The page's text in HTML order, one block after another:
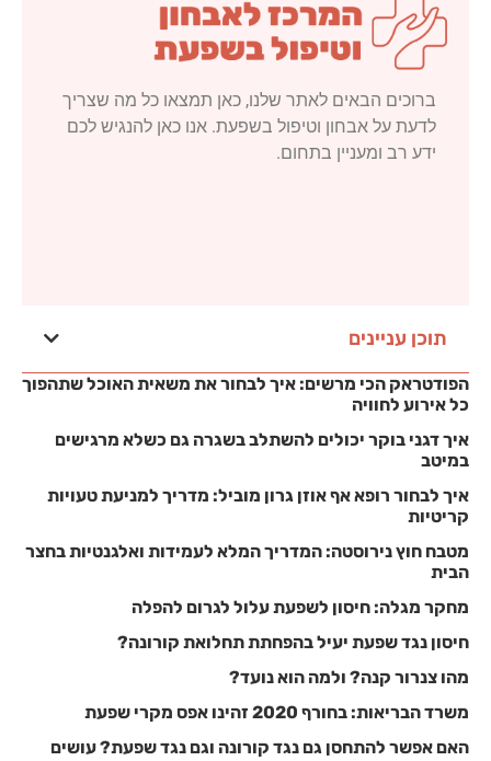
ברוכים הבאים לאתר שלנו, כאן תמצאו כל מה שצריך
לדעת על אבחון וטיפול בשפעת. אנו כאן להנגיש לכם
ידע רב ומעניין בתחום.
תוכן עניינים
הפודטראק הכי מרשים: איך לבחור את משאית האוכל שתהפוך
כל אירוע לחוויה
איך דגני בוקר יכולים להשתלב בשגרה גם כשלא מרגישים
במיטב
איך לבחור רופא אף אוזן גרון מוביל: מדריך למניעת טעויות
קריטיות
מטבח חוץ נירוסטה: המדריך המלא לעמידות ואלגנטיות בחצר
הבית
מחקר מגלה: חיסון לשפעת עלול לגרום להפלה
חיסון נגד שפעת יעיל בהפחתת תחלואת קורונה?
מהו צנרור קנה? ולמה הוא נועד?
משרד הבריאות: בחורף 2020 זהינו אפס מקרי שפעת
האם אפשר להתחסן גם נגד קורונה וגם נגד שפעת? עושים